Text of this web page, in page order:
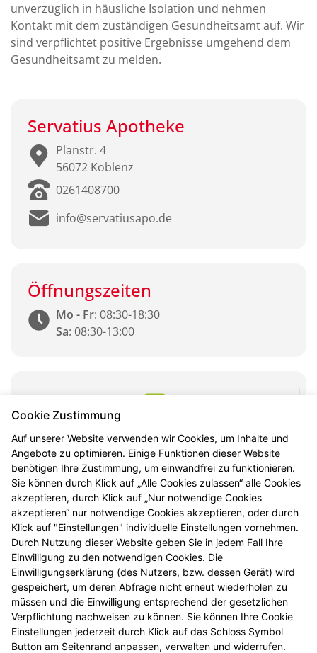
unverzüglich in häusliche Isolation und nehmen
Kontakt mit dem zuständigen Gesundheitsamt auf. Wir
sind verpflichtet positive Ergebnisse umgehend dem
Gesundheitsamt zu melden.
Servatius Apotheke
Planstr. 4
56072 Koblenz
0261408700
info@servatiusapo.de
Öffnungszeiten
Mo - Fr: 08:30-18:30
Sa: 08:30-13:00
Botendienst
Vorbestellung
Cookie Zustimmung
Auf unserer Website verwenden wir Cookies, um Inhalte und
Angebote zu optimieren. Einige Funktionen dieser Website
benötigen Ihre Zustimmung, um einwandfrei zu funktionieren.
Sie können durch Klick auf „Alle Cookies zulassen“ alle Cookies
akzeptieren, durch Klick auf „Nur notwendige Cookies
akzeptieren“ nur notwendige Cookies akzeptieren, oder durch
Klick auf "Einstellungen" individuelle Einstellungen vornehmen.
Durch Nutzung dieser Website geben Sie in jedem Fall Ihre
Einwilligung zu den notwendigen Cookies. Die
Einwilligungserklärung (des Nutzers, bzw. dessen Gerät) wird
gespeichert, um deren Abfrage nicht erneut wiederholen zu
müssen und die Einwilligung entsprechend der gesetzlichen
Verpflichtung nachweisen zu können. Sie können Ihre Cookie
Einstellungen jederzeit durch Klick auf das Schloss Symbol
Button am Seitenrand anpassen, verwalten und widerrufen.